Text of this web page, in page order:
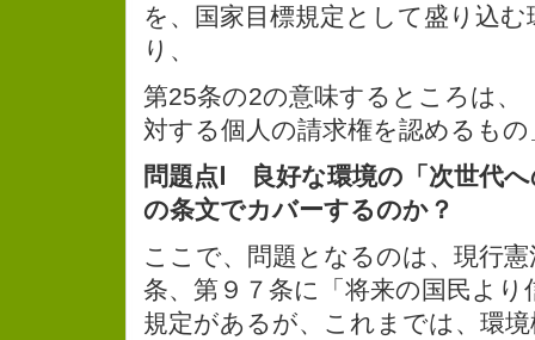
を、国家目標規定として盛り込
り、
第25条の2の意味するところは、
対する個人の請求権を認めるも
問題点Ⅰ 良好な環境の「次世代
の条文でカバーするのか？
ここで、問題となるのは、現行
条、第９７条に「将来の国民よ
規定があるが、これまでは、環